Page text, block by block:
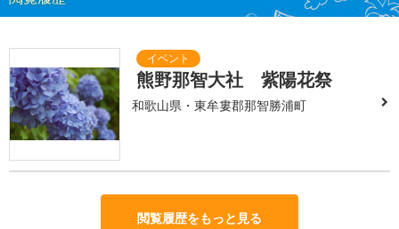
熊野那智大社 紫陽花祭
和歌山県・東牟婁郡那智勝浦町
閲覧履歴をもっと見る